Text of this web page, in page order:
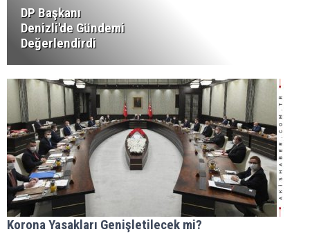
DP Başkanı
Denizli'de Gündemi
Değerlendirdi
Korona Yasakları Genişletilecek mi?